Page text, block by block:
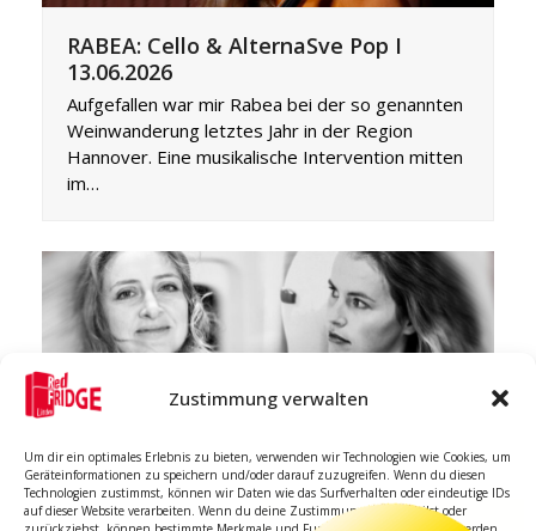
Zustimmung verwalten
Um dir ein optimales Erlebnis zu bieten, verwenden wir Technologien wie Cookies, um
Geräteinformationen zu speichern und/oder darauf zuzugreifen. Wenn du diesen
Technologien zustimmst, können wir Daten wie das Surfverhalten oder eindeutige IDs
auf dieser Website verarbeiten. Wenn du deine Zustimmung nicht erteilst oder
RABEA: Cello & AlternaSve Pop I
13.06.2026
Aufgefallen war mir Rabea bei der so genannten
Weinwanderung letztes Jahr in der Region
Hannover. Eine musikalische Intervention mitten
im…
Schuch & Olga Shkrygunova I
25.5.2026
Kennengelernt habe ich Heike (rechts) mal vor